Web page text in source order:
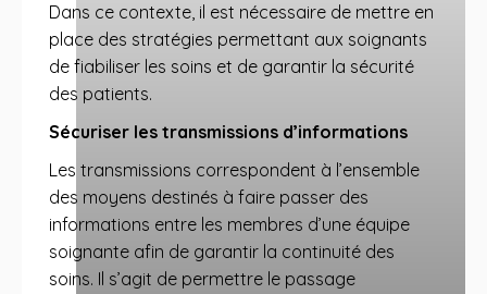
Dans ce contexte, il est nécessaire de mettre en
place des stratégies permettant aux soignants
de fiabiliser les soins et de garantir la sécurité
des patients.
Sécuriser les transmissions d’informations
Les transmissions correspondent à l’ensemble
des moyens destinés à faire passer des
informations entre les membres d’une équipe
soignante afin de garantir la continuité des
soins. Il s’agit de permettre le passage